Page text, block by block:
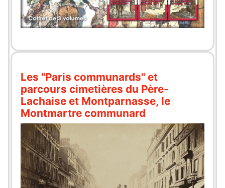
Les "Paris communards" et
parcours cimetières du Père-
Lachaise et Montparnasse, le
Montmartre communard